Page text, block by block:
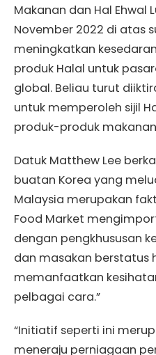
Makanan dan Hal Ehwal
November 2022 di atas
meningkatkan
produk Halal untuk
global. Beliau turut
untuk memperoleh sijil
produk-produk
Datuk Matthew Lee
buatan Korea yang
Malaysia merupakan
Food Market
dengan pengkhususan
dan masakan berstatus
memanfaatkan
pelbagai cara.”
“Initiatif seperti ini
meneraju perniagaan